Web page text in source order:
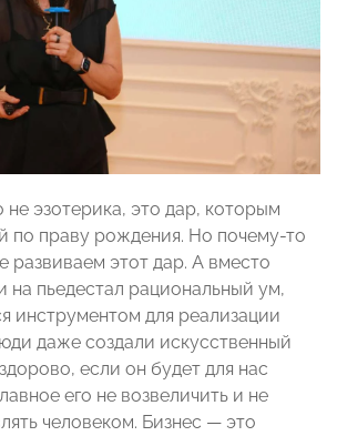
эзотерика, это дар, которым
по праву рождения. Но почему-то
развиваем этот дар. А вместо
на пьедестал рациональный ум,
инструментом для реализации
даже создали искусственный
если он будет для нас
его не возвеличить и не
человеком. Бизнес — это